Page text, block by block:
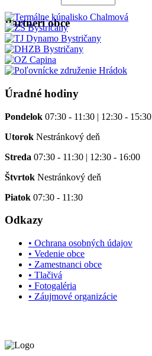
Partneri obce
Úradné hodiny
Pondelok 07:30 - 11:30 | 12:30 - 15:30
Utorok Nestránkový deň
Streda 07:30 - 11:30 | 12:30 - 16:00
Štvrtok Nestránkový deň
Piatok 07:30 - 11:30
Odkazy
• Ochrana osobných údajov
• Vedenie obce
• Zamestnanci obce
• Tlačivá
• Fotogaléria
• Záujmové organizácie